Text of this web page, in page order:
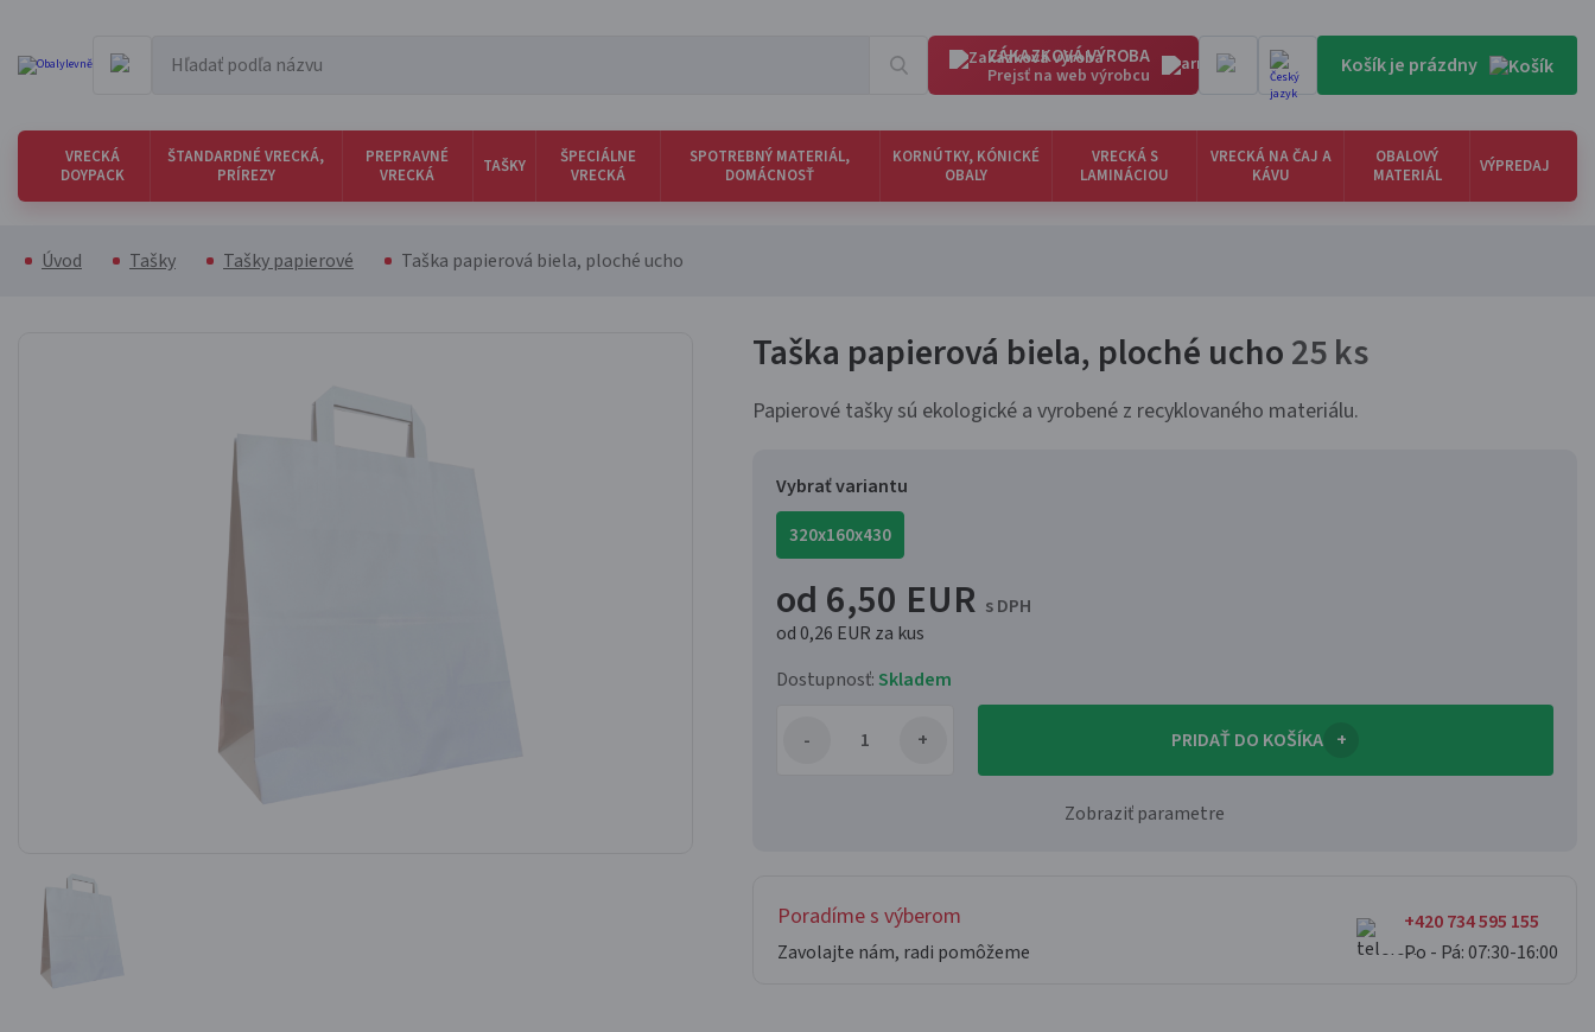
ZÁKAZKOVÁ VÝROBA
Prejsť na web výrobcu Košík je prázdny
VRECKÁ
DOYPACK
ŠTANDARDNÉ VRECKÁ,
PRÍREZY
PREPRAVNÉ
VRECKÁ
TAŠKY
ŠPECIÁLNE
VRECKÁ
SPOTREBNÝ MATERIÁL,
DOMÁCNOSŤ
KORNÚTKY, KÓNICKÉ
OBALY
VRECKÁ S
LAMINÁCIOU
VRECKÁ NA ČAJ A
KÁVU
OBALOVÝ
MATERIÁL
VÝPREDAJ
Úvod Tašky Tašky papierové Taška papierová biela, ploché ucho
Taška papierová biela, ploché ucho25 ks
Papierové tašky sú ekologické a vyrobené z recyklovaného materiálu.
Vybrať variantu
320x160x430
od 6,50 EUR s DPH
od 0,26 EUR za kus
Dostupnosť:Skladem
PRIDAŤ DO KOŠÍKA +
Zobraziť parametre
Poradíme s výberom
Zavolajte nám, radi pomôžeme
+420 734 595 155
Po - Pá: 07:30-16:00